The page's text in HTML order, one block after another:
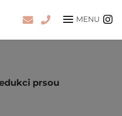
prsou